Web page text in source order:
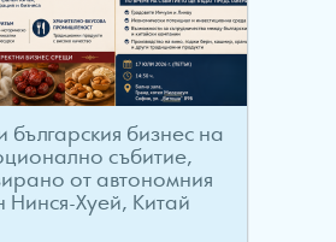
българския бизнес на
събитие,
от автономния
Нинся-Хуей, Китай